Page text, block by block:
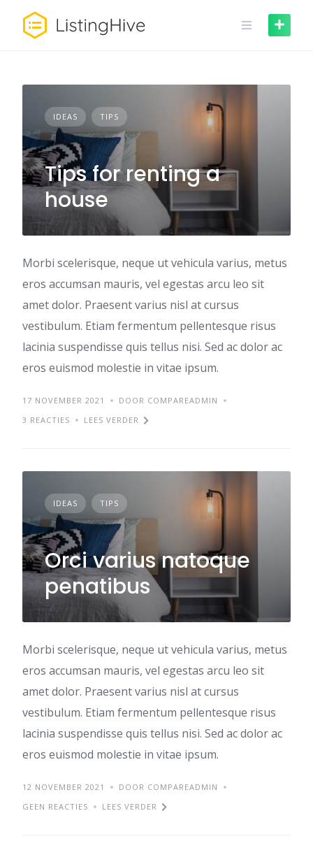
content
IDEAS TIPS
Tips for renting a
house
Morbi scelerisque, neque ut vehicula varius, metus
eros accumsan mauris, vel egestas arcu leo sit
amet dolor. Praesent varius nisl at cursus
vestibulum. Etiam fermentum pellentesque risus
lacinia suspendisse quis tellus nisi. Sed ac dolor ac
eros euismod molestie in vitae ipsum.
17 NOVEMBER 2021
DOOR COMPAREADMIN
3 REACTIES
LEES VERDER
IDEAS TIPS
Orci varius natoque
penatibus
Morbi scelerisque, neque ut vehicula varius, metus
eros accumsan mauris, vel egestas arcu leo sit
amet dolor. Praesent varius nisl at cursus
vestibulum. Etiam fermentum pellentesque risus
lacinia suspendisse quis tellus nisi. Sed ac dolor ac
eros euismod molestie in vitae ipsum.
12 NOVEMBER 2021
DOOR COMPAREADMIN
GEEN REACTIES
LEES VERDER